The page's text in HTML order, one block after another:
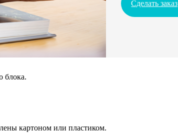
Сделать заказ
блока.
картоном или пластиком.